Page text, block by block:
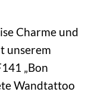
Charme und
unserem
„Bon
Wandtattoo